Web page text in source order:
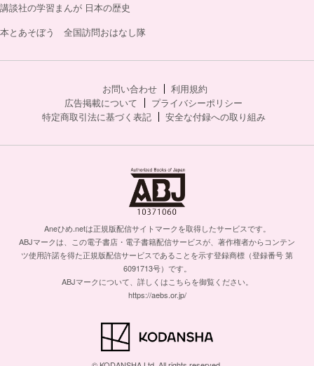
講談社の学習まんが 日本の歴史
本とあそぼう 全国訪問おはなし隊
お問い合わせ
利用規約
広告掲載について
プライバシーポリシー
特定商取引法に基づく表記
安全な付録への取り組み
Aneひめ.netは正規版配信サイトマークを取得したサービスです。
ABJマークは、この電子書店・電子書籍配信サービスが、著作権者からコンテン
ツ使用許諾を得た正規版配信サービスであることを示す登録商標（登録番号 第
6091713号）です。
ABJマークについて、詳しくはこちらを御覧ください。
https://aebs.or.jp/